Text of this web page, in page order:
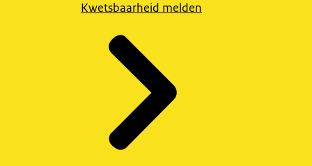
Kwetsbaarheid melden